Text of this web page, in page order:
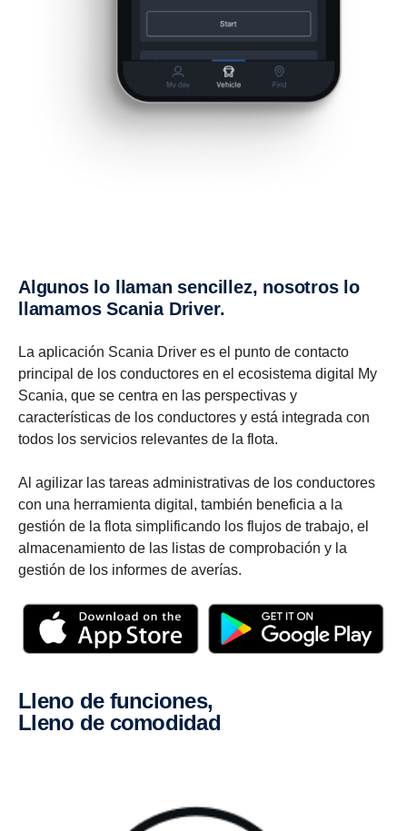
Algunos lo llaman senci­llez, nosotros lo
llamamos Scania Driver.
La aplicación Scania Driver es el punto de contacto
principal de los conductores en el ecosistema digital My
Scania, que se centra en las perspectivas y
características de los conductores y está integrada con
todos los servicios relevantes de la flota.
Al agilizar las tareas administrativas de los conductores
con una herramienta digital, también beneficia a la
gestión de la flota simplificando los flujos de trabajo, el
almacenamiento de las listas de comprobación y la
gestión de los informes de averías.
Lleno de funciones,
lleno de comodidad